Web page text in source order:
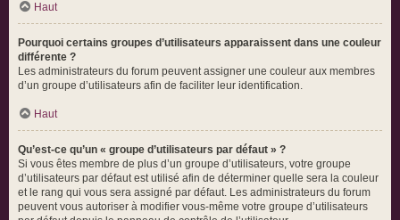
Haut
Pourquoi certains groupes d’utilisateurs apparaissent dans une couleur
différente ?
Les administrateurs du forum peuvent assigner une couleur aux membres
d’un groupe d’utilisateurs afin de faciliter leur identification.
Haut
Qu’est-ce qu’un « groupe d’utilisateurs par défaut » ?
Si vous êtes membre de plus d’un groupe d’utilisateurs, votre groupe
d’utilisateurs par défaut est utilisé afin de déterminer quelle sera la couleur
et le rang qui vous sera assigné par défaut. Les administrateurs du forum
peuvent vous autoriser à modifier vous-même votre groupe d’utilisateurs